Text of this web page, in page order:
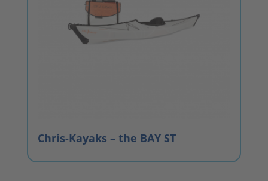
Chris-Kayaks – the BAY ST